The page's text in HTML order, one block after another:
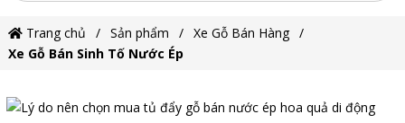
Trang chủ Sản phẩm
Xe Gỗ Bán Hàng
Xe Gỗ Bán Sinh Tố Nước Ép